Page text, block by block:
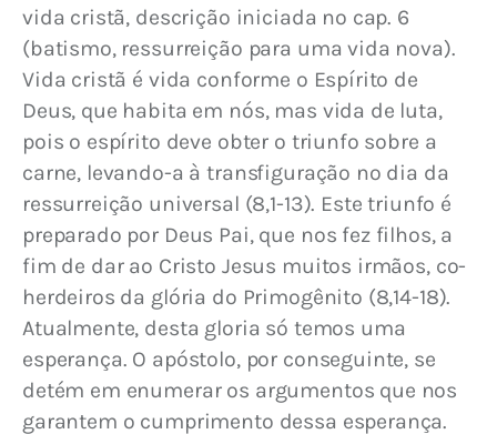
vida cristã, descrição iniciada no cap. 6
(batismo, ressurreição para uma vida nova).
Vida cristã é vida conforme o Espírito de
Deus, que habita em nós, mas vida de luta,
pois o espírito deve obter o triunfo sobre a
carne, levando-a à transfiguração no dia da
ressurreição universal (8,1-13). Este triunfo é
preparado por Deus Pai, que nos fez filhos, a
fim de dar ao Cristo Jesus muitos irmãos, co-
herdeiros da glória do Primogênito (8,14-18).
Atualmente, desta gloria só temos uma
esperança. O apóstolo, por conseguinte, se
detém em enumerar os argumentos que nos
garantem o cumprimento dessa esperança.